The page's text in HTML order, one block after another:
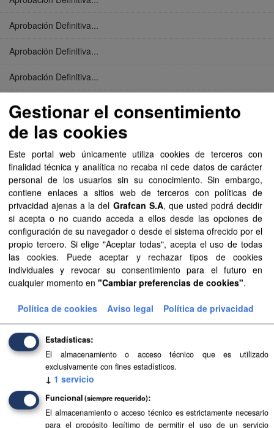
Aprobación Definitiva...
Aprobación Definitiva...
Aprobación Definitiva...
Aprobación Definitiva...
Aprobación Definitiva...
Aprobación Definitiva...
Aprobación Definitiva...
Aprobación Definitiva...
Aprobación Definitiva...
Aprobación Definitiva...
Aprobación Definitiva...
Aprobación Definitiva...
Aprobación Definitiva...
Aprobación Definitiva...
Aprobación Definitiva...
Aprobación Definitiva...
Gestionar el consentimiento
de las cookies
Este portal web únicamente utiliza cookies de terceros con
finalidad técnica y analítica no recaba ni cede datos de carácter
personal de los usuarios sin su conocimiento. Sin embargo,
contiene enlaces a sitios web de terceros con políticas de
privacidad ajenas a la del Grafcan S.A, que usted podrá decidir
si acepta o no cuando acceda a ellos desde las opciones de
configuración de su navegador o desde el sistema ofrecido por el
propio tercero. Si elige "Aceptar todas", acepta el uso de todas
las cookies. Puede aceptar y rechazar tipos de cookies
individuales y revocar su consentimiento para el futuro en
cualquier momento en "Cambiar preferencias de cookies".
Política de cookies Aviso legal Política de privacidad
Estadísticas
El almacenamiento o acceso técnico que es utilizado
exclusivamente con fines estadísticos.
↓ 1 servicio
Funcional (siempre requerido)
El almacenamiento o acceso técnico es estrictamente necesario
para el propósito legítimo de permitir el uso de un servicio